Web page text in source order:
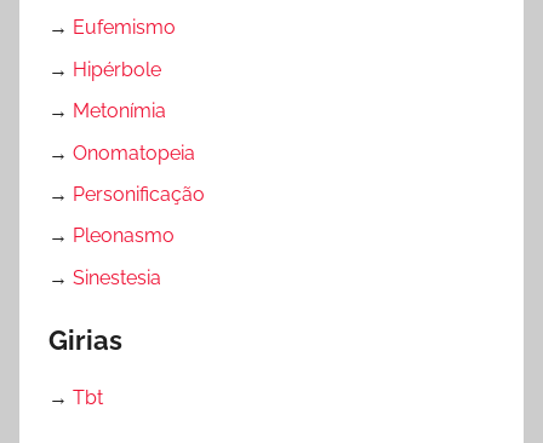
→ Eufemismo
→ Hipérbole
→ Metonímia
→ Onomatopeia
→ Personificação
→ Pleonasmo
→ Sinestesia
Girias
→ Tbt